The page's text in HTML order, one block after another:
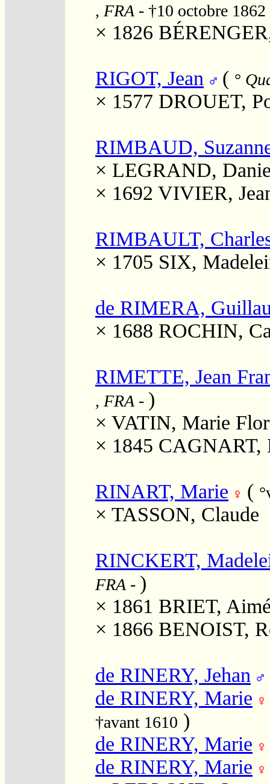
, FRA - †10 octobre 1862
× 1826
RIGOT, Jean ( °
× 1577 DROUET,
RIMBAUD,
× LEGRAND,
× 1692 VIVIER,
RIMBAULT,
× 1705 SIX,
de RIMERA,
× 1688 ROCHIN,
RIMETTE, Jean
, FRA - )
× VATIN, Marie
× 1845 CAGNART,
RINART, Marie (
× TASSON, Claude
RINCKERT,
FRA - )
× 1861 BRIET,
× 1866 BENOIST,
de RINERY, Jehan
de RINERY, Marie
†avant 1610 )
de RINERY, Marie
de RINERY, Marie